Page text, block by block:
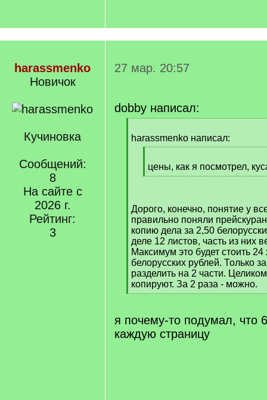
harassmenko
Новичок
Кучиновка
Сообщений:
8
На сайте с
2026 г.
Рейтинг:
3
27 мар. 20:57
dobby написал:
q
harassmenko написал:
q
]
цены, как я посмотрел,
[
]
Дорого, конечно, понятие у
правильно поняли
копию дела за 2,50
деле 12 листов, часть из них
Максимум это будет стоить
белорусских рублей. Только
разделить на 2 части.
копируют. За 2 раза - можно.
[
q
]
я почему-то подумал, что
каждую страницу